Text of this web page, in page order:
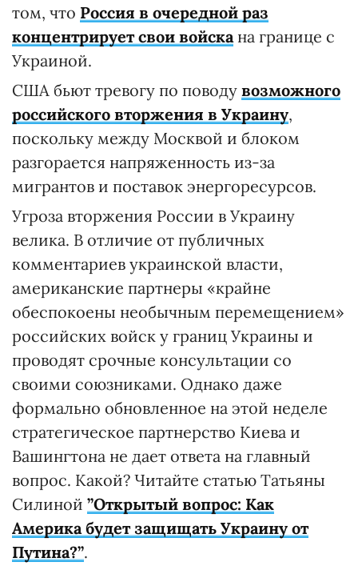
том, что Россия в очередной раз
концентрирует свои войска на границе с
Украиной.
США бьют тревогу по поводу возможного
российского вторжения в Украину,
поскольку между Москвой и блоком
разгорается напряженность из-за
мигрантов и поставок энергоресурсов.
Угроза вторжения России в Украину
велика. В отличие от публичных
комментариев украинской власти,
американские партнеры «крайне
обеспокоены необычным перемещением»
российских войск у границ Украины и
проводят срочные консультации со
своими союзниками. Однако даже
формально обновленное на этой неделе
стратегическое партнерство Киева и
Вашингтона не дает ответа на главный
вопрос. Какой? Читайте статью Татьяны
Силиной ”Открытый вопрос: Как
Америка будет защищать Украину от
Путина?”.